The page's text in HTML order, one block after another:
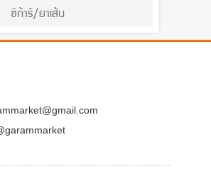
ซิก้าร์/ยาเส้น